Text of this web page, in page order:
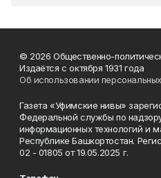
© 2026 Общественно-
Издаётся с октября 1931 года
Об использовании
Газета «Уфимские нивы»
Федеральной службы по
информационных технологий и
Республике Башкортостан.
02 - 01805 от 19.05.2025 г.